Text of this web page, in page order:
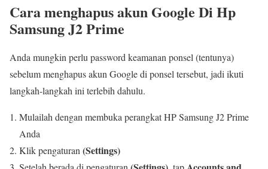
Cara menghapus akun Google Di Hp
Samsung J2 Prime
Anda mungkin perlu password keamanan ponsel (tentunya)
sebelum menghapus akun Google di ponsel tersebut, jadi ikuti
langkah-langkah ini terlebih dahulu.
Mulailah dengan membuka perangkat HP Samsung J2 Prime
Anda
Klik pengaturan (Settings)